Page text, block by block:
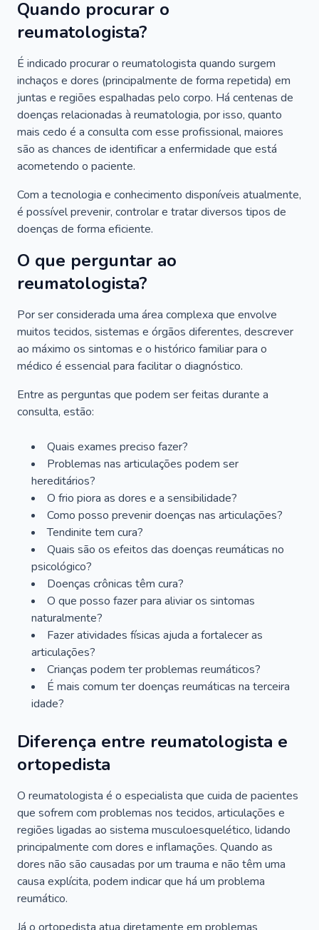
Quando procurar o
reumatologista?
É indicado procurar o reumatologista quando surgem
inchaços e dores (principalmente de forma repetida) em
juntas e regiões espalhadas pelo corpo. Há centenas de
doenças relacionadas à reumatologia, por isso, quanto
mais cedo é a consulta com esse profissional, maiores
são as chances de identificar a enfermidade que está
acometendo o paciente.
Com a tecnologia e conhecimento disponíveis atualmente,
é possível prevenir, controlar e tratar diversos tipos de
doenças de forma eficiente.
O que perguntar ao
reumatologista?
Por ser considerada uma área complexa que envolve
muitos tecidos, sistemas e órgãos diferentes, descrever
ao máximo os sintomas e o histórico familiar para o
médico é essencial para facilitar o diagnóstico.
Entre as perguntas que podem ser feitas durante a
consulta, estão:
Quais exames preciso fazer?
Problemas nas articulações podem ser
hereditários?
O frio piora as dores e a sensibilidade?
Como posso prevenir doenças nas articulações?
Tendinite tem cura?
Quais são os efeitos das doenças reumáticas no
psicológico?
Doenças crônicas têm cura?
O que posso fazer para aliviar os sintomas
naturalmente?
Fazer atividades físicas ajuda a fortalecer as
articulações?
Crianças podem ter problemas reumáticos?
É mais comum ter doenças reumáticas na terceira
idade?
Diferença entre reumatologista e
ortopedista
O reumatologista é o especialista que cuida de pacientes
que sofrem com problemas nos tecidos, articulações e
regiões ligadas ao sistema musculoesquelético, lidando
principalmente com dores e inflamações. Quando as
dores não são causadas por um trauma e não têm uma
causa explícita, podem indicar que há um problema
reumático.